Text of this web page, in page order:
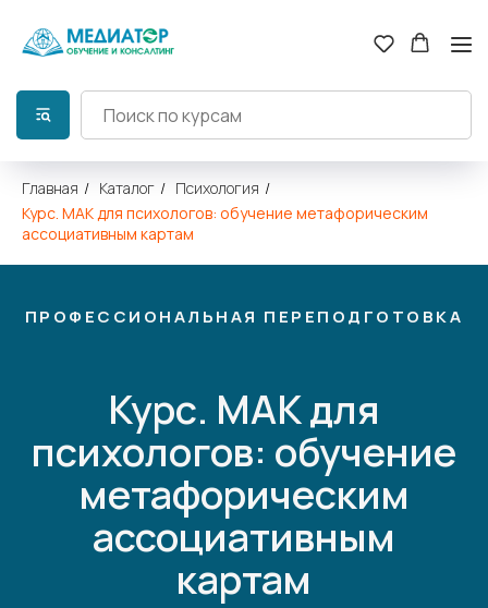
Главная / Каталог / Психология /
Курс. МАК для психологов: обучение метафорическим
ассоциативным картам
ПРОФЕССИОНАЛЬНАЯ ПЕРЕПОДГОТОВКА
Курс. МАК для
психологов: обучение
метафорическим
ассоциативным
картам